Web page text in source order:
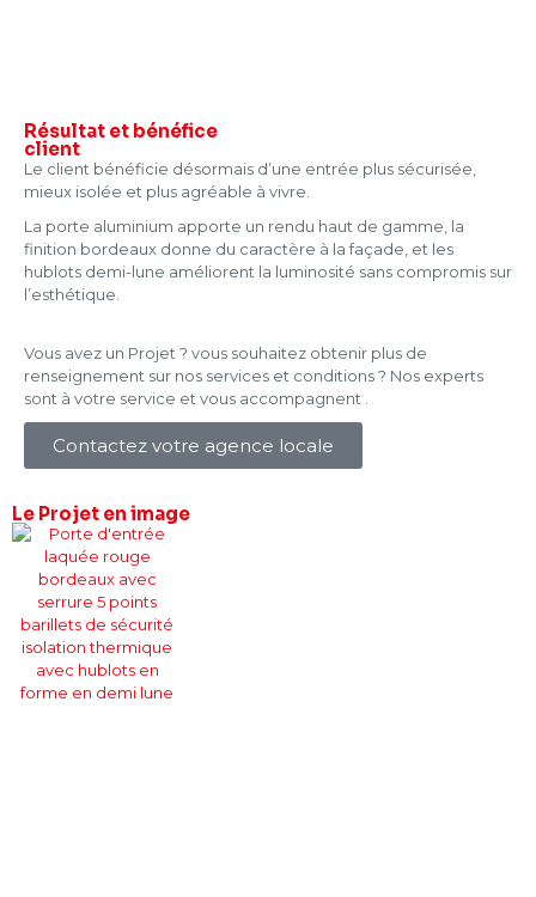
Résultat et bénéfice
client
Le client bénéficie désormais d’une entrée plus sécurisée,
mieux isolée et plus agréable à vivre.
La porte aluminium apporte un rendu haut de gamme, la
finition bordeaux donne du caractère à la façade, et les
hublots demi-lune améliorent la luminosité sans compromis sur
l’esthétique.
Vous avez un Projet ? vous souhaitez obtenir plus de
renseignement sur nos services et conditions ? Nos experts
sont à votre service et vous accompagnent .
Contactez votre agence locale
Le Projet en image